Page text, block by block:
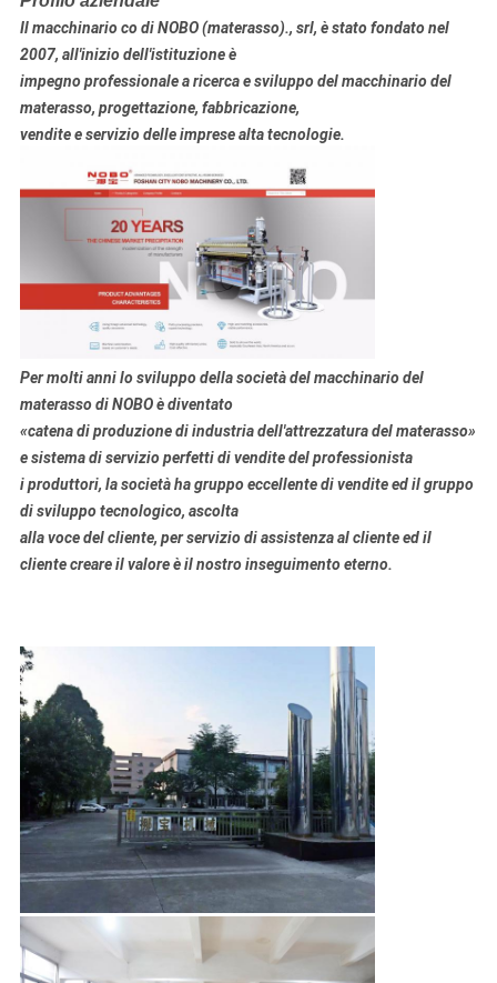
Il macchinario co di NOBO (materasso)., srl, è stato fondato nel
2007, all'inizio dell'istituzione è
impegno professionale aricerca e sviluppodel macchinariodel
materasso, progettazione, fabbricazione,
vendite e servizio delle imprese alta tecnologie.
Per molti anni lo sviluppo della società del macchinario del
materasso di NOBO è diventato
«catena di produzione di industria dell'attrezzatura del materasso»
e sistema di servizio perfetti di vendite del professionista
i produttori, la società ha gruppo eccellente di vendite ed il gruppo
di sviluppo tecnologico, ascolta
alla voce del cliente, per servizio di assistenza al cliente ed il
cliente creare il valore è il nostro inseguimento eterno.